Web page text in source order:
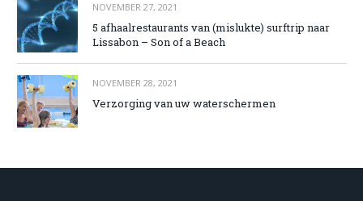
NOVEMBER 27, 2021
5 afhaalrestaurants van (mislukte) surftrip naar
Lissabon – Son of a Beach
NOVEMBER 28, 2021
Verzorging van uw waterschermen